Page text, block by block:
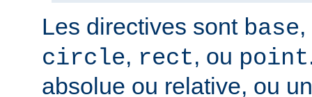
Les directives sont base,
circle, rect, ou point
absolue ou relative, ou